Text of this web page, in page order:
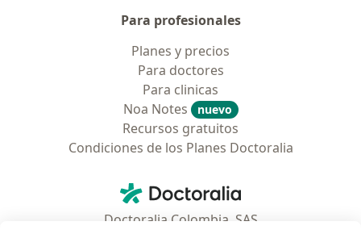
Para profesionales
Planes y precios
Para doctores
Para clinicas
Noa Notes
nuevo
Recursos gratuitos
Condiciones de los Planes Doctoralia
Doctoralia - Página de inicio
Doctoralia Colombia, SAS